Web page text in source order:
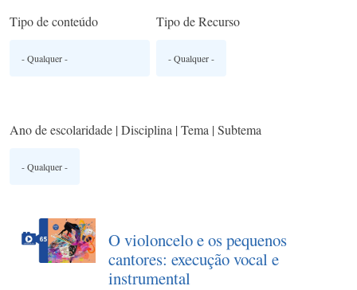
Tipo de conteúdo Tipo de Recurso
Ano de escolaridade | Disciplina | Tema | Subtema
O violoncelo e os pequenos
cantores: execução vocal e
instrumental